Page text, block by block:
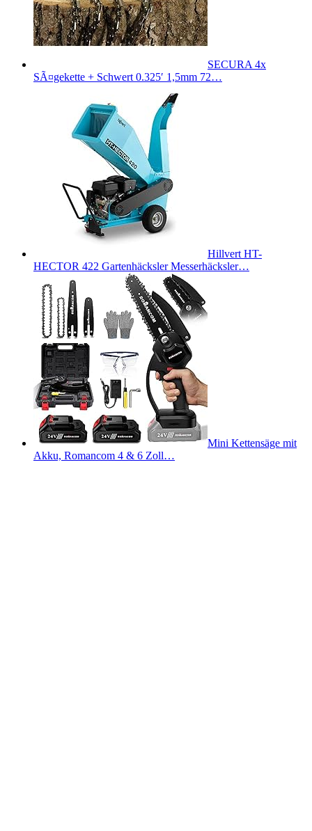
SECURA 4x
SÃ¤gekette + Schwert 0.325′ 1,5mm 72…
Hillvert HT-
HECTOR 422 Gartenhäcksler Messerhäcksler…
Mini Kettensäge mit
Akku, Romancom 4 & 6 Zoll…